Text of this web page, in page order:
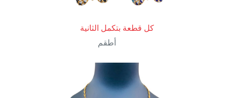
كل قطعة بتكمل الثانية
أطقم